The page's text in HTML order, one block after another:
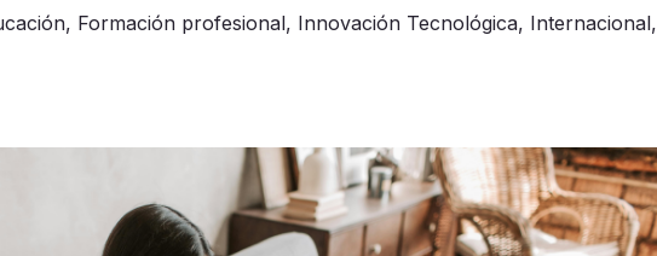
, Formación profesional, Innovación Tecnológica, Internacional,